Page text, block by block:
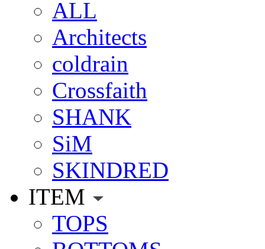
ALL
Architects
coldrain
Crossfaith
SHANK
SiM
SKINDRED
ITEM
TOPS